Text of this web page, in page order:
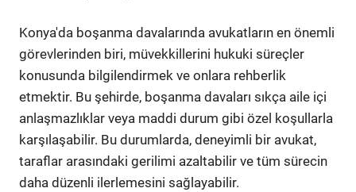
Konya'da boşanma davalarında avukatların en önemli
görevlerinden biri, müvekkillerini hukuki süreçler
konusunda bilgilendirmek ve onlara rehberlik
etmektir. Bu şehirde, boşanma davaları sıkça aile içi
anlaşmazlıklar veya maddi durum gibi özel koşullarla
karşılaşabilir. Bu durumlarda, deneyimli bir avukat,
taraflar arasındaki gerilimi azaltabilir ve tüm sürecin
daha düzenli ilerlemesini sağlayabilir.